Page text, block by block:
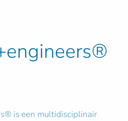
is een multidisciplinair